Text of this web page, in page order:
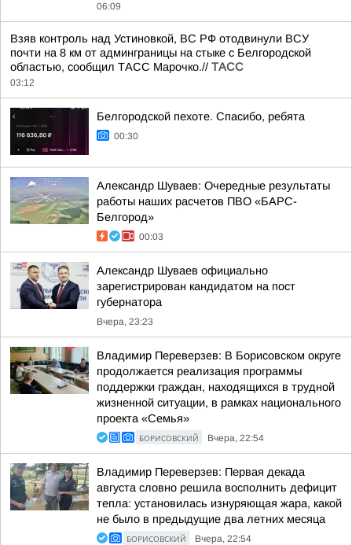
06:09
Взяв контроль над Устиновкой, ВС РФ отодвинули ВСУ
почти на 8 км от админграницы на стыке с Белгородской
областью, сообщил ТАСС Марочко.// ТАСС
03:12
Белгородской пехоте. Спасибо, ребята
00:30
Александр Шуваев: Очередные результаты
работы наших расчетов ПВО «БАРС-
Белгород»
00:03
Александр Шуваев официально
зарегистрирован кандидатом на пост
губернатора
Вчера, 23:23
Владимир Переверзев: В Борисовском округе
продолжается реализация программы
поддержки граждан, находящихся в трудной
жизненной ситуации, в рамках национального
проекта «Семья»
БОРИСОВСКИЙ Вчера, 22:54
Владимир Переверзев: Первая декада
августа словно решила восполнить дефицит
тепла: установилась изнуряющая жара, какой
не было в предыдущие два летних месяца
БОРИСОВСКИЙ Вчера, 22:54